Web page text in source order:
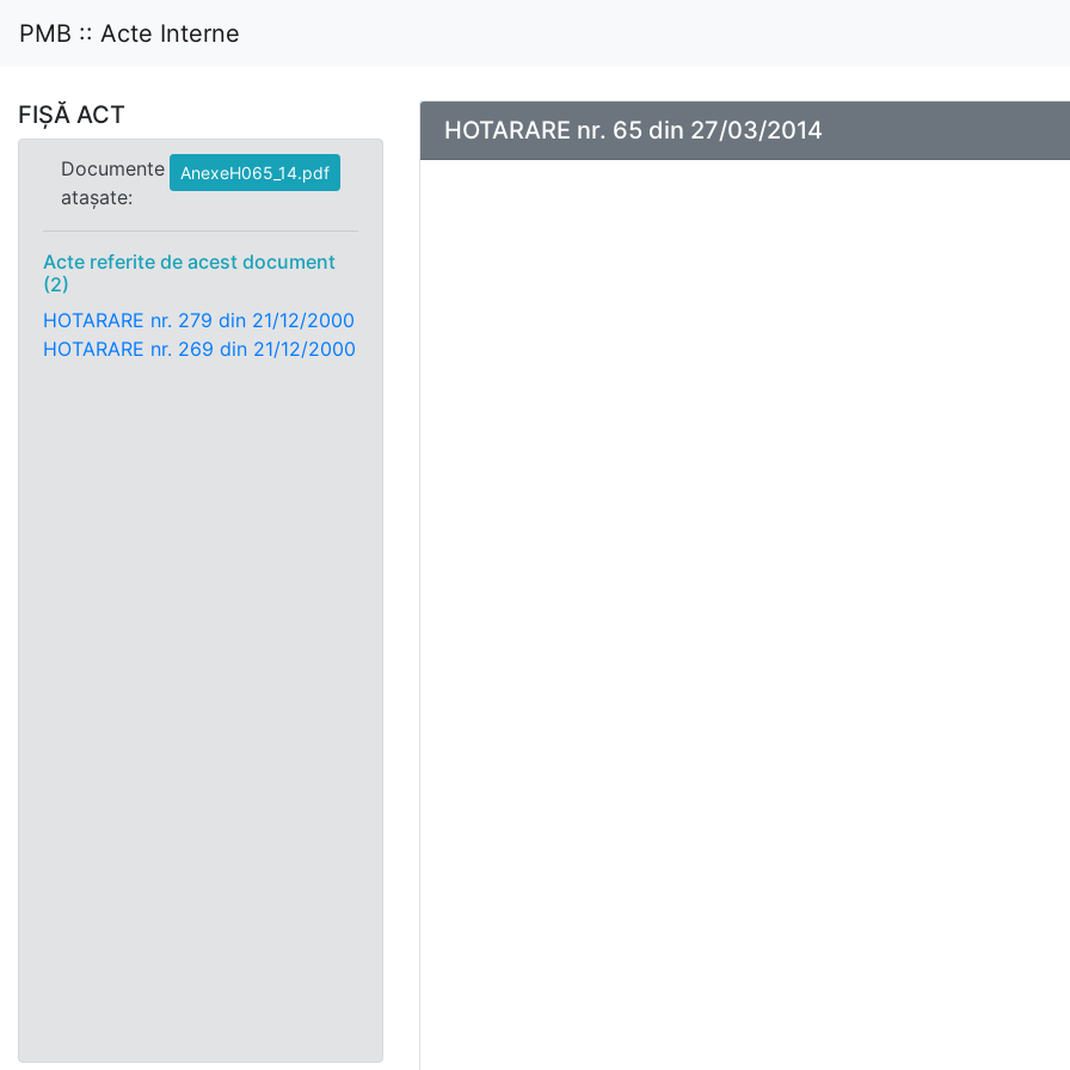
PMB :: Acte Interne
FIȘĂ ACT
Documente
atașate:
AnexeH065_14.pdf
Acte referite de acest document
(2)
HOTARARE nr. 279 din 21/12/2000
HOTARARE nr. 269 din 21/12/2000
HOTARARE nr. 65 din 27/03/2014